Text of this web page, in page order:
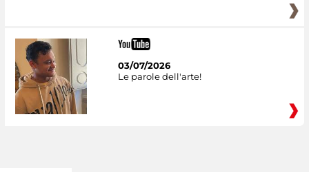
03/07/2026
Le parole dell'arte!